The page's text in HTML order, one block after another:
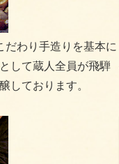
だわり手造りを基本に
して蔵人全員が飛騨
しております。